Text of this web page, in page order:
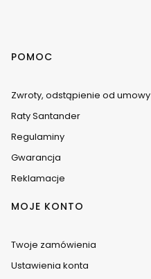
Linki w stopce
POMOC
Zwroty, odstąpienie od umowy
Raty Santander
Regulaminy
Gwarancja
Reklamacje
MOJE KONTO
Twoje zamówienia
Ustawienia konta